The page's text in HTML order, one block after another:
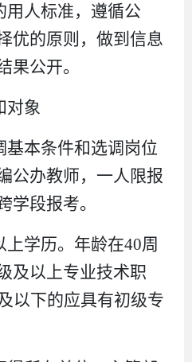
用人标准，遵循公
优的原则，做到信息
果公开。
对象
基本条件和选调岗位
公办教师，一人限报
学段报考。
上学历。年龄在40周
及以上专业技术职
以下的应具有初级专